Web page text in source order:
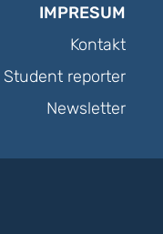
IMPRESUM
Kontakt
Student reporter
Newsletter